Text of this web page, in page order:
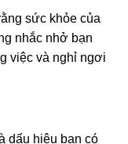
sức khỏe của
nhắc nhở bạn
việc và nghỉ ngơi
dấu hiệu bạn có